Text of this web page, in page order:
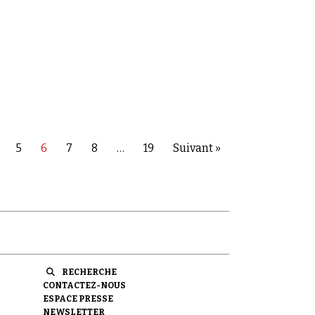
5 6 7 8 … 19 Suivant »
RECHERCHE
CONTACTEZ-NOUS
ESPACE PRESSE
NEWSLETTER